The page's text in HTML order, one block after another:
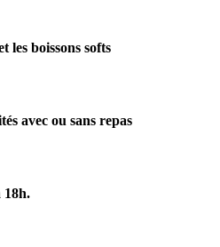
les boissons softs
avec ou sans repas
18h.